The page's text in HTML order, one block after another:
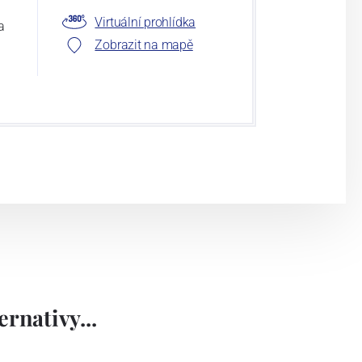
Virtuální prohlídka
Zobrazit na mapě